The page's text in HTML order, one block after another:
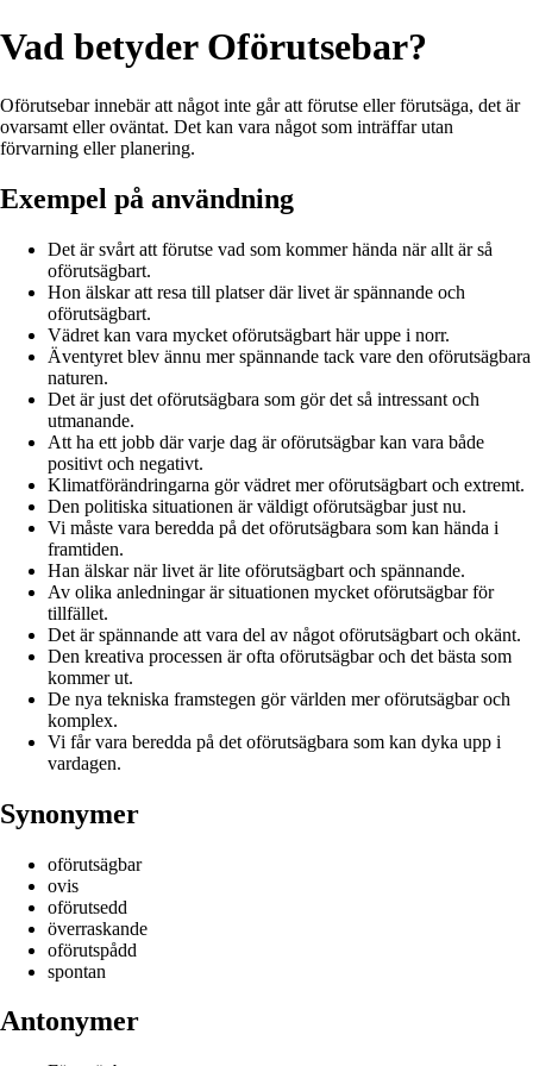
Vad betyder Oförutsebar?
Oförutsebar innebär att något inte går att förutse eller förutsäga, det är
ovarsamt eller oväntat. Det kan vara något som inträffar utan
förvarning eller planering.
Exempel på användning
Det är svårt att förutse vad som kommer hända när allt är så
oförutsägbart.
Hon älskar att resa till platser där livet är spännande och
oförutsägbart.
Vädret kan vara mycket oförutsägbart här uppe i norr.
Äventyret blev ännu mer spännande tack vare den oförutsägbara
naturen.
Det är just det oförutsägbara som gör det så intressant och
utmanande.
Att ha ett jobb där varje dag är oförutsägbar kan vara både
positivt och negativt.
Klimatförändringarna gör vädret mer oförutsägbart och extremt.
Den politiska situationen är väldigt oförutsägbar just nu.
Vi måste vara beredda på det oförutsägbara som kan hända i
framtiden.
Han älskar när livet är lite oförutsägbart och spännande.
Av olika anledningar är situationen mycket oförutsägbar för
tillfället.
Det är spännande att vara del av något oförutsägbart och okänt.
Den kreativa processen är ofta oförutsägbar och det bästa som
kommer ut.
De nya tekniska framstegen gör världen mer oförutsägbar och
komplex.
Vi får vara beredda på det oförutsägbara som kan dyka upp i
vardagen.
Synonymer
oförutsägbar
ovis
oförutsedd
överraskande
oförutspådd
spontan
Antonymer